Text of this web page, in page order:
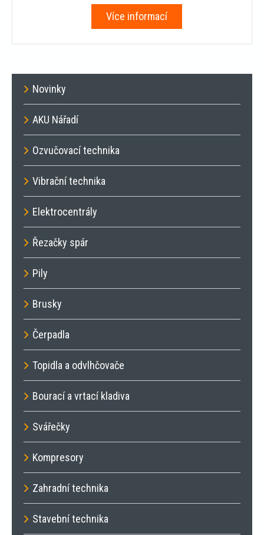
Více informací
Novinky
AKU Nářadí
Ozvučovací technika
Vibrační technika
Elektrocentrály
Řezačky spár
Pily
Brusky
Čerpadla
Topidla a odvlhčovače
Bourací a vrtací kladiva
Svářečky
Kompresory
Zahradní technika
Stavební technika